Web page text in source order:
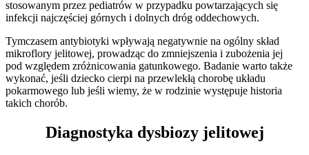
stosowanym przez pediatrów w przypadku powtarzających się
infekcji najczęściej górnych i dolnych dróg oddechowych.
Tymczasem antybiotyki wpływają negatywnie na ogólny skład
mikroflory jelitowej, prowadząc do zmniejszenia i zubożenia jej
pod względem zróżnicowania gatunkowego. Badanie warto także
wykonać, jeśli dziecko cierpi na przewlekłą chorobę układu
pokarmowego lub jeśli wiemy, że w rodzinie występuje historia
takich chorób.
Diagnostyka dysbiozy jelitowej